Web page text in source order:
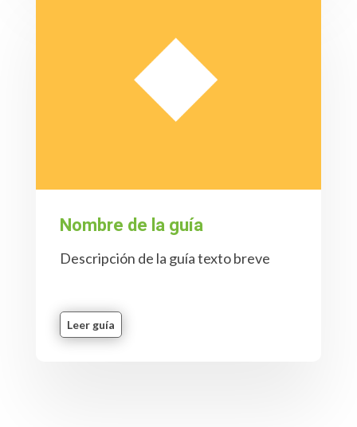
Nombre de la guía
Descripción de la guía texto breve
Leer guía